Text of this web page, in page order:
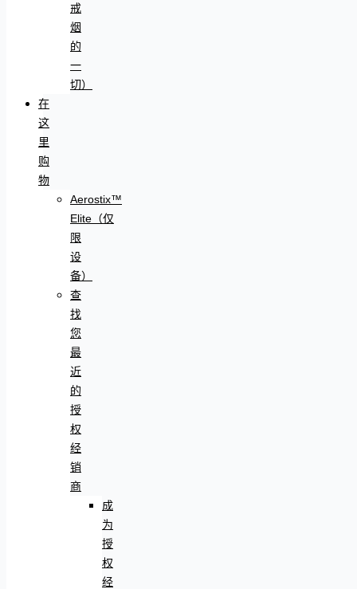
戒
烟
的
一
切）
在
这
里
购
物
Aerostix™
Elite（仅
限
设
备）
查
找
您
最
近
的
授
权
经
销
商
成
为
授
权
经